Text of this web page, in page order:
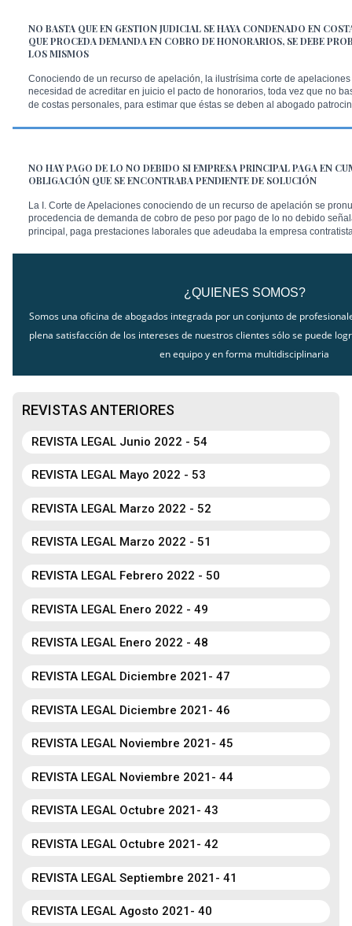
NO BASTA QUE EN GESTION JUDICIAL SE HAYA CONDENADO EN
QUE PROCEDA DEMANDA EN COBRO DE HONORARIOS, SE DEBE
LOS MISMOS
Conociendo de un recurso de apelación, la ilustrísima corte de
necesidad de acreditar en juicio el pacto de honorarios, toda vez que no
de costas personales, para estimar que éstas se deben al abogado
NO HAY PAGO DE LO NO DEBIDO SI EMPRESA PRINCIPAL PAGA EN
OBLIGACIÓN QUE SE ENCONTRABA PENDIENTE DE SOLUCIÓN
La I. Corte de Apelaciones conociendo de un recurso de apelación se
procedencia de demanda de cobro de peso por pago de lo no debido
principal, paga prestaciones laborales que adeudaba la empresa
¿QUIENES SOMOS?
Somos una oficina de abogados integrada por un conjunto de
plena satisfacción de los intereses de nuestros clientes sólo se puede
en equipo y en forma multidisciplinaria
REVISTAS ANTERIORES
REVISTA LEGAL Junio 2022 - 54
REVISTA LEGAL Mayo 2022 - 53
REVISTA LEGAL Marzo 2022 - 52
REVISTA LEGAL Marzo 2022 - 51
REVISTA LEGAL Febrero 2022 - 50
REVISTA LEGAL Enero 2022 - 49
REVISTA LEGAL Enero 2022 - 48
REVISTA LEGAL Diciembre 2021- 47
REVISTA LEGAL Diciembre 2021- 46
REVISTA LEGAL Noviembre 2021- 45
REVISTA LEGAL Noviembre 2021- 44
REVISTA LEGAL Octubre 2021- 43
REVISTA LEGAL Octubre 2021- 42
REVISTA LEGAL Septiembre 2021- 41
REVISTA LEGAL Agosto 2021- 40